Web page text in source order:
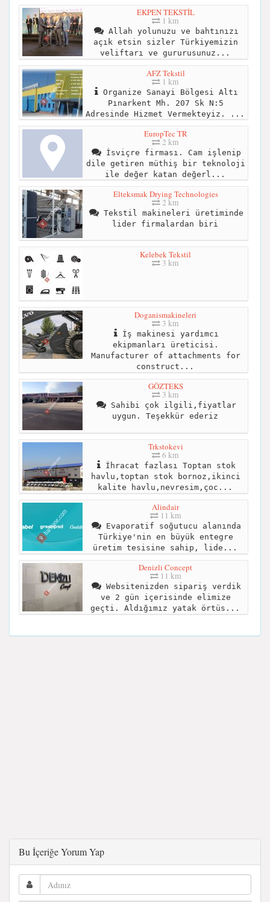
EKPEN TEKSTİL
1 km
Allah yolunuzu ve bahtınızı
açık etsin sizler Türkiyemizin
veliftarı ve gururusunuz...
AFZ Tekstil
1 km
Organize Sanayi Bölgesi Altı
Pınarkent Mh. 207 Sk N:5
Adresinde Hizmet Vermekteyiz. ...
EuropTec TR
2 km
İsviçre firması. Cam işlenip
dile getiren müthiş bir teknoloji
ile değer katan değerl...
Elteksmak Drying Technologies
2 km
Tekstil makineleri üretiminde
lider firmalardan biri
Kelebek Tekstil
3 km
Doganismakineleri
3 km
İş makinesi yardımcı
ekipmanları üreticisi.
Manufacturer of attachments for
construct...
GÖZTEKS
3 km
Sahibi çok ilgili,fiyatlar
uygun. Teşekkür ederiz
Trkstokevi
6 km
İhracat fazlası Toptan stok
havlu,toptan stok bornoz,ikinci
kalite havlu,nevresim,çoc...
Alindair
11 km
Evaporatif soğutucu alanında
Türkiye'nin en büyük entegre
üretim tesisine sahip, lide...
Denizli Concept
11 km
Websitenizden sipariş verdik
ve 2 gün içerisinde elimize
geçti. Aldığımız yatak örtüs...
Bu İçeriğe Yorum Yap